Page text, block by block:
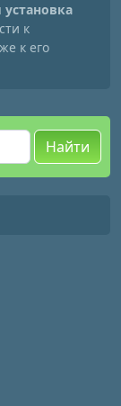
установка
к
к его
Найти